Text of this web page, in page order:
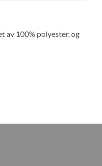
av 100% polyester, og